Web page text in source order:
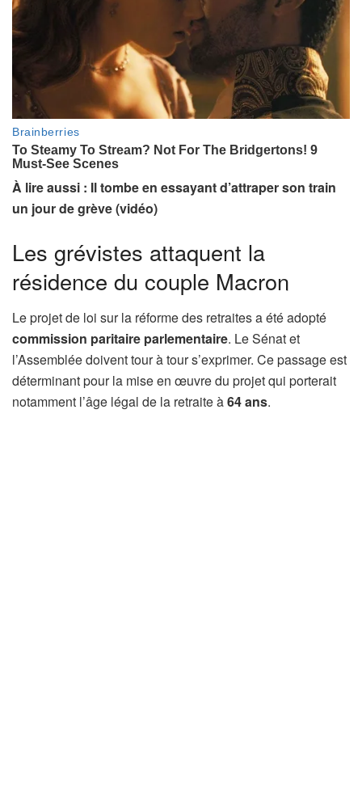
À lire aussi : Il tombe en essayant d’attraper son train
un jour de grève (vidéo)
Les grévistes attaquent la
résidence du couple Macron
Le projet de loi sur la réforme des retraites a été adopté
commission paritaire parlementaire. Le Sénat et
l’Assemblée doivent tour à tour s’exprimer. Ce passage est
déterminant pour la mise en œuvre du projet qui porterait
notamment l’âge légal de la retraite à64 ans.